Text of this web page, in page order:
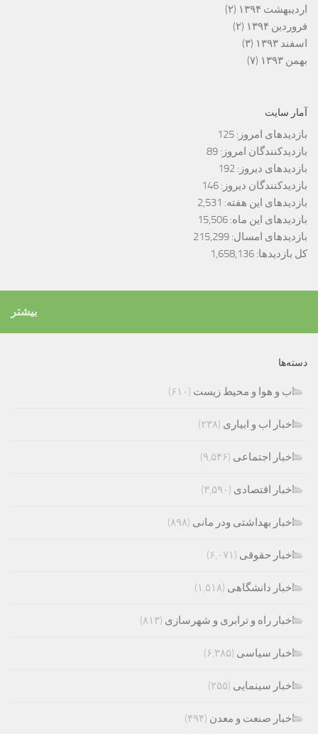
اردیبهشت ۱۳۹۴
(۲)
فروردین ۱۳۹۴
(۲)
اسفند ۱۳۹۳
(۳)
بهمن ۱۳۹۳
(۷)
آمار سایت
بازدیدهای امروز: 125
بازدیدکنندگان امروز: 89
بازدیدهای دیروز: 192
بازدیدکنندگان دیروز: 146
بازدیدهای این هفته: 2,531
بازدیدهای این ماه: 15,506
بازدیدهای امسال: 215,299
کل بازدیدها: 1,658,136
بیشتر
دسته‌ها
اب و هوا و محیط زیست (۶۱۰)
اخبار اب و ابیاری (۲۳۸)
اخبار اجتماعی (۹,۵۴۶)
اخبار اقتصادی (۳,۵۹۰)
اخبار بهداشتی ودر مانی (۸۹۸)
اخبار حقوقی (۶,۰۷۱)
اخبار دانشگاهی (۱,۵۱۸)
اخبار راه و ترابری و شهرسازی (۸۱۳)
اخبار سیاسی (۶,۳۸۵)
اخبار سینمایی (۲۵۵)
اخبار صنعت و معدن (۴۹۴)